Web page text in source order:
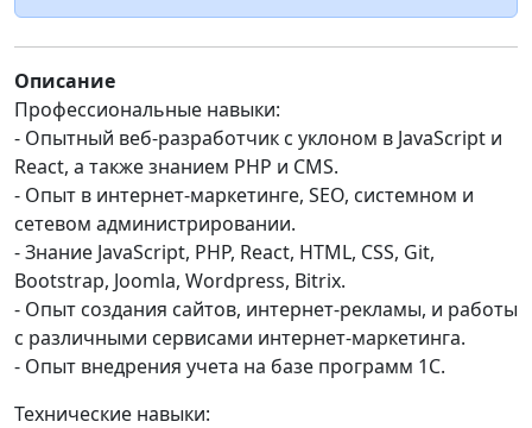
Описание
Профессиональные навыки:
- Опытный веб-разработчик с уклоном в JavaScript и
React, а также знанием PHP и CMS.
- Опыт в интернет-маркетинге, SEO, системном и
сетевом администрировании.
- Знание JavaScript, PHP, React, HTML, CSS, Git,
Bootstrap, Joomla, Wordpress, Bitrix.
- Опыт создания сайтов, интернет-рекламы, и работы
с различными сервисами интернет-маркетинга.
- Опыт внедрения учета на базе программ 1С.
Технические навыки: